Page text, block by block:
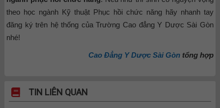
theo học ngành Kỹ thuật Phục hồi chức năng hãy nhanh tay
đăng ký trên hệ thống của Trường Cao đẳng Y Dược Sài Gòn
nhé!
Cao Đẳng Y Dược Sài Gòntổng hợp
TIN LIÊN QUAN